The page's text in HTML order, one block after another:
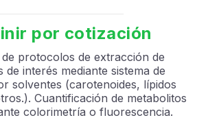
por cotización
protocolos de extracción de
de interés mediante sistema de
solventes (carotenoides, lípidos
Cuantificación de metabolitos
colorimetría o fluorescencia.